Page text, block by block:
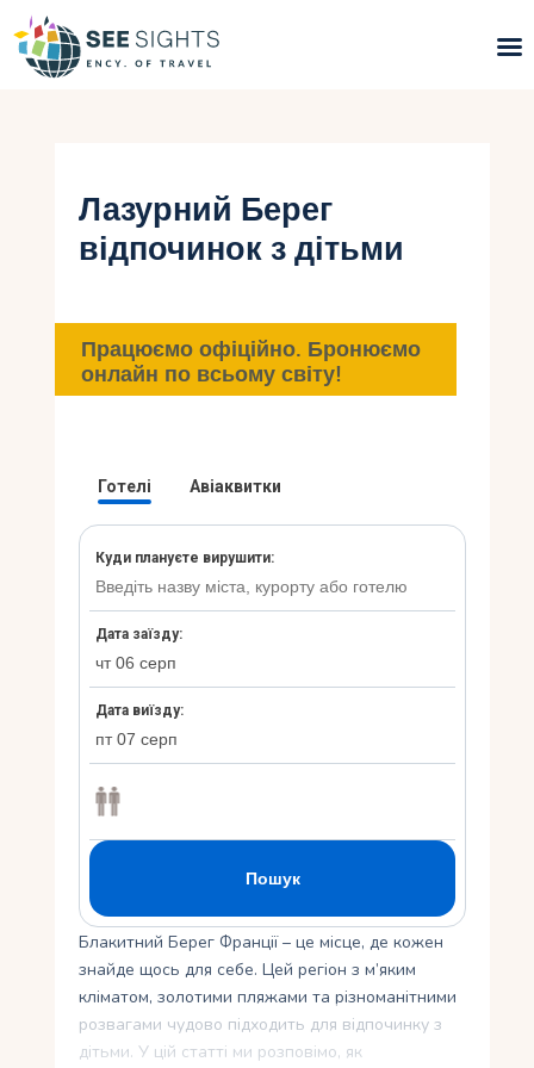
Гарячі тури
Типи Турів
Інфо
Контакти
Лазурний Берег
відпочинок з дітьми
Працюємо офіційно. Бронюємо
онлайн по всьому світу!
Блакитний Берег Франції – це місце, де кожен
знайде щось для себе. Цей регіон з м’яким
кліматом, золотими пляжами та різноманітними
розвагами чудово підходить для відпочинку з
дітьми. У цій статті ми розповімо, як